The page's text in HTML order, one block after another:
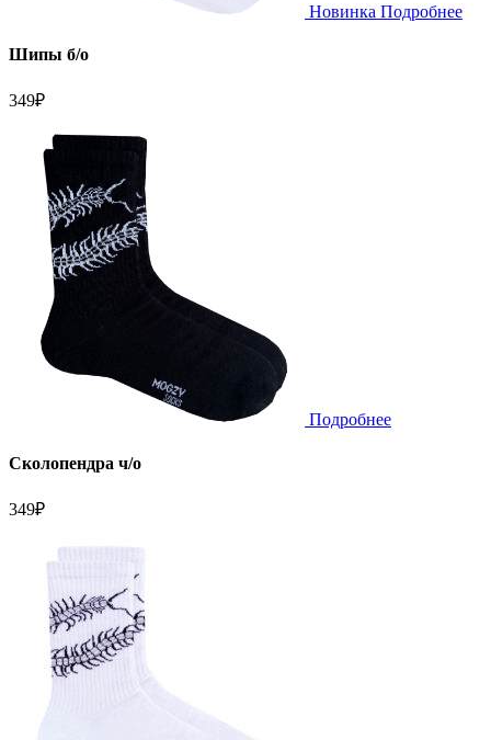
Новинка Подробнее
Шипы б/о
349₽
Подробнее
Сколопендра ч/о
349₽